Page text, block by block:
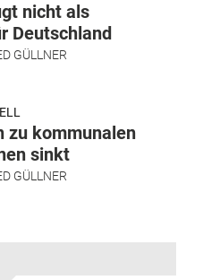
nicht als
Deutschland
GÜLLNER
zu kommunalen
sinkt
GÜLLNER